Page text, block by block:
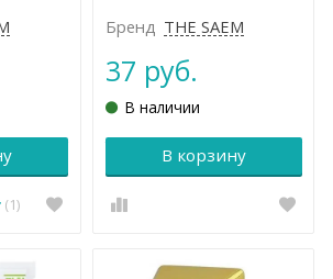
(1)
Бренд THE SAEM
37 руб.
В наличии
В корзину